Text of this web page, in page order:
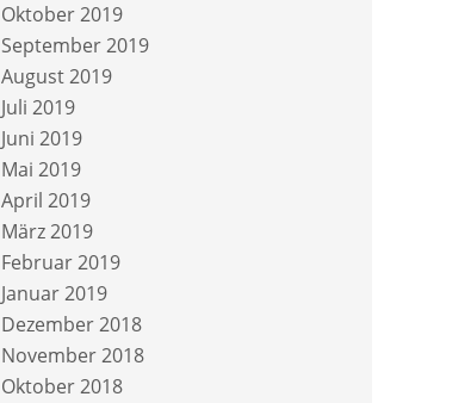
Oktober 2019
September 2019
August 2019
Juli 2019
Juni 2019
Mai 2019
April 2019
März 2019
Februar 2019
Januar 2019
Dezember 2018
November 2018
Oktober 2018